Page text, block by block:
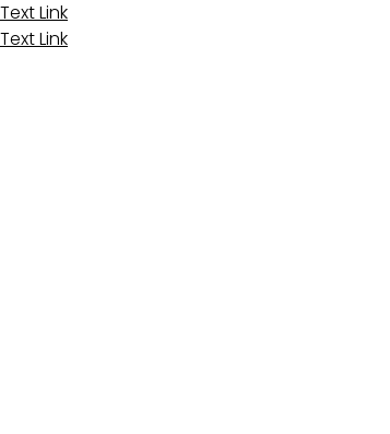
Text Link
Text Link